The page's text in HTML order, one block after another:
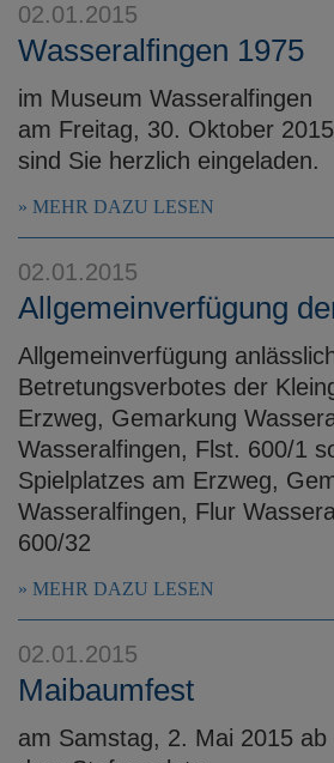
02.01.2015
Wasseralfingen 1975
im Museum Wasseralfingen
am Freitag, 30. Oktober
sind Sie herzlich eingeladen.
MEHR DAZU LESEN
02.01.2015
Allgemeinverfügung
Allgemeinverfügung
Betretungsverbotes der
Erzweg, Gemarkung
Wasseralfingen, Flst. 600/1
Spielplatzes am Erzweg,
Wasseralfingen, Flur
600/32
MEHR DAZU LESEN
02.01.2015
Maibaumfest
am Samstag, 2. Mai 2015